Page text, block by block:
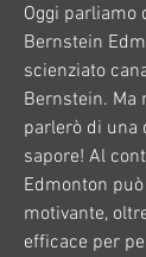
Oggi parliamo
Bernstein
scienziato
Bernstein. Ma
parlerò di una
sapore! Al
Edmonton
motivante,
efficace per